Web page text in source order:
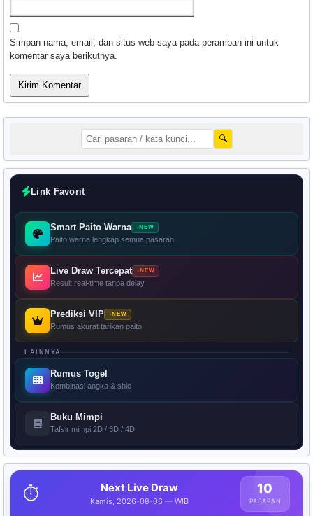
Simpan nama, email, dan situs web saya pada peramban ini untuk
komentar saya berikutnya.
🔍
Link Favorit
Smart Paito Warna NEW
Paito warna lengkap semua pasaran
Live Draw Tercepat NEW
Result real-time tanpa delay
Prediksi VIP NEW
Rumus akurat tarikan paito
LAINNYA
Rumus Togel
Kombinasi angka & shio
Buku Mimpi
Tafsir mimpi 2D / 3D / 4D
⏱️ Next Live Draw
Kamis, 2026-08-06 — WIB
10
PASARAN